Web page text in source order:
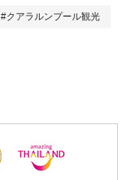
#クアラルンプール観光